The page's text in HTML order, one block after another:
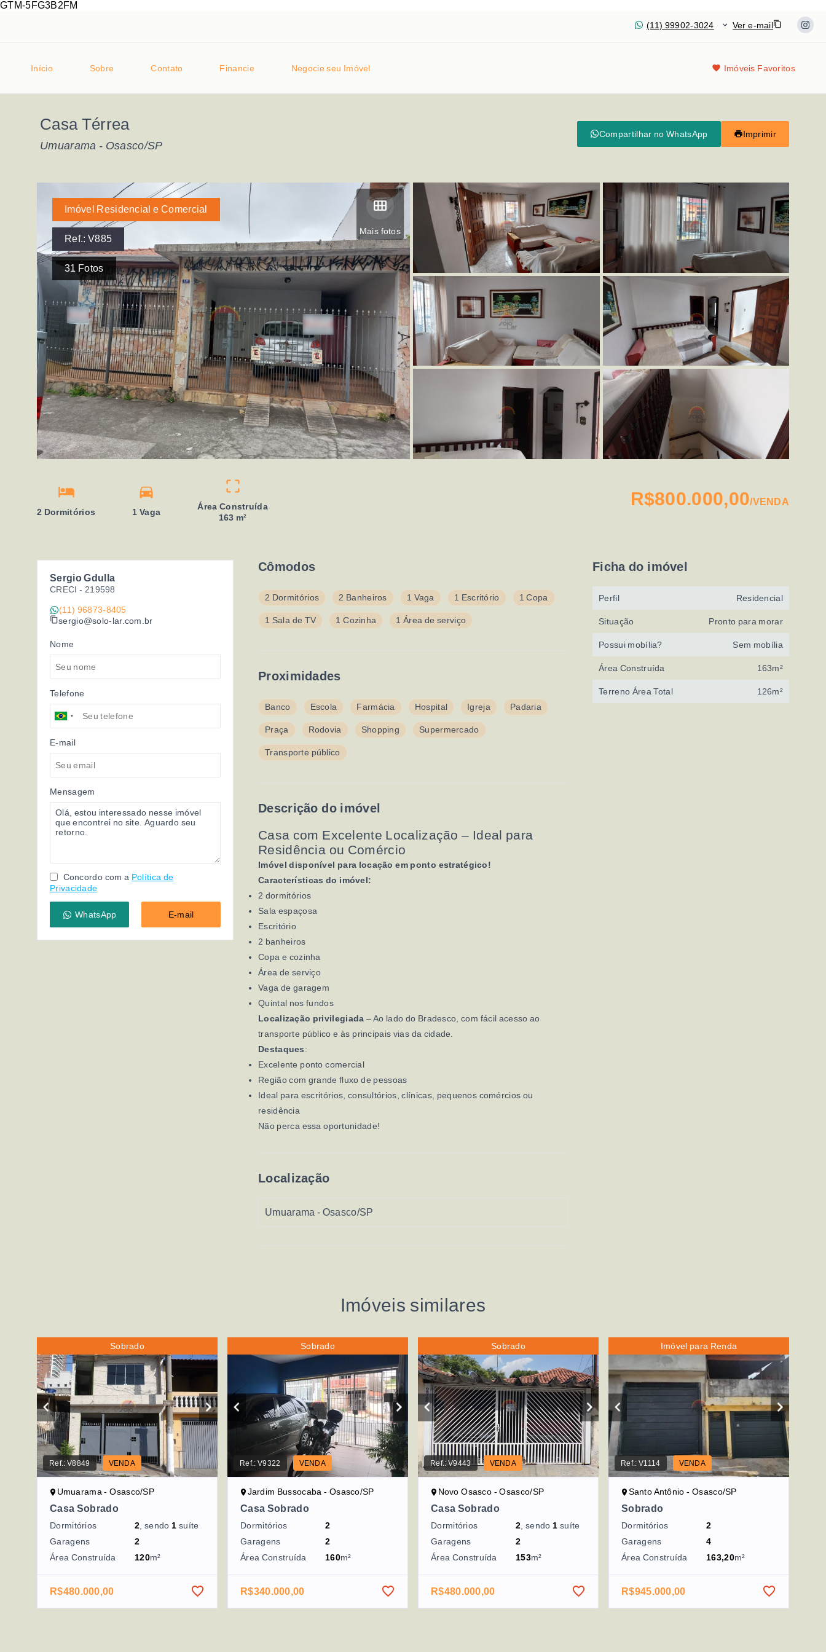
GTM-5FG3B2FM
(11) 99902-3024 Ver e-mail
Início Sobre Contato Financie Negocie seu Imóvel Imóveis Favoritos
Casa Térrea
Umuarama - Osasco/SP
Compartilhar no WhatsApp Imprimir
Mais fotos
Imóvel Residencial e Comercial
Ref.:V885
31 Fotos
2 Dormitórios 1 Vaga
Área Construída
163 m²
R$800.000,00/VENDA
Sergio Gdulla
CRECI - 219598
(11) 96873-8405
sergio@solo-lar.com.br
Nome
Telefone
E-mail
Mensagem
Concordo com a Política de
Privacidade
WhatsApp E-mail
Cômodos
2 Dormitórios 2 Banheiros 1 Vaga 1 Escritório 1 Copa
1 Sala de TV 1 Cozinha 1 Área de serviço
Proximidades
Banco Escola Farmácia Hospital Igreja Padaria
Praça Rodovia Shopping Supermercado
Transporte público
Descrição do imóvel
Casa com Excelente Localização – Ideal para
Residência ou Comércio
Imóvel disponível para locação em ponto estratégico!
Características do imóvel:
2 dormitórios
Sala espaçosa
Escritório
2 banheiros
Copa e cozinha
Área de serviço
Vaga de garagem
Quintal nos fundos
Localização privilegiada – Ao lado do Bradesco, com fácil acesso ao
transporte público e às principais vias da cidade.
Destaques:
Excelente ponto comercial
Região com grande fluxo de pessoas
Ideal para escritórios, consultórios, clínicas, pequenos comércios ou
residência
Não perca essa oportunidade!
Localização
Umuarama - Osasco/SP
Ficha do imóvel
Perfil Residencial
Situação Pronto para morar
Possui mobília? Sem mobília
Área Construída 163m²
Terreno Área Total 126m²
Imóveis similares
Sobrado
Ref.:V8849 VENDA
Umuarama - Osasco/SP
Casa Sobrado
Dormitórios 2, sendo1 suíte
Garagens
2
Área Construída
120m²
R$480.000,00
Sobrado
Ref.:V9322 VENDA
Jardim Bussocaba - Osasco/SP
Casa Sobrado
Dormitórios
2
Garagens
2
Área Construída
160m²
R$340.000,00
Sobrado
Ref.:V9443 VENDA
Novo Osasco - Osasco/SP
Casa Sobrado
Dormitórios 2, sendo1 suíte
Garagens
2
Área Construída
153m²
R$480.000,00
Imóvel para Renda
Ref.:V1114 VENDA
Santo Antônio - Osasco/SP
Sobrado
Dormitórios
2
Garagens
4
Área Construída
163,20m²
R$945.000,00